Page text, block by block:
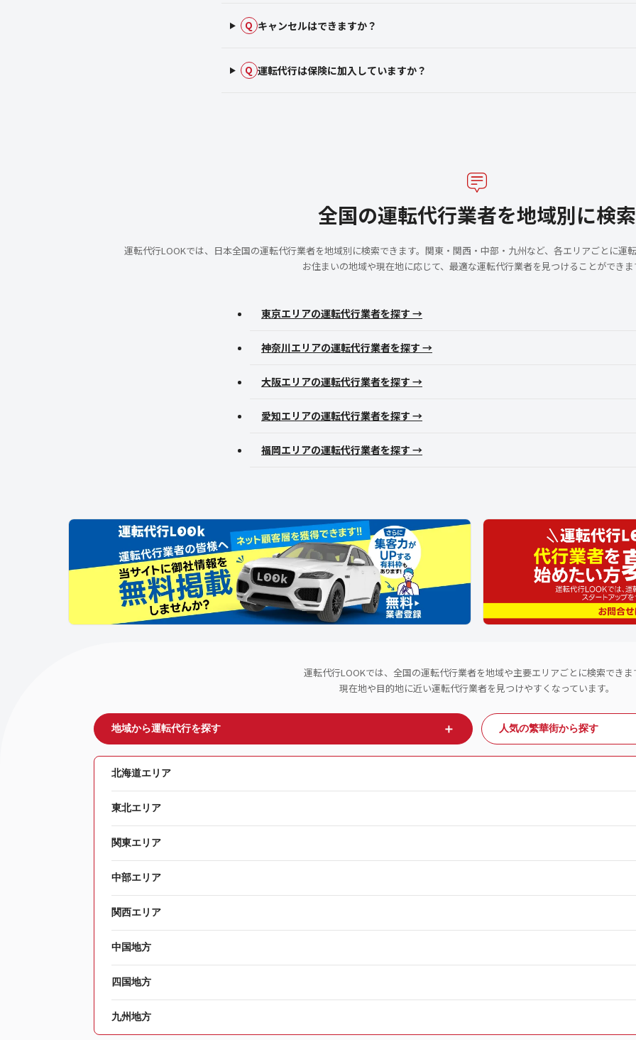
Q キャンセルはできますか？
Q 運転代行は保険に加入していますか？
全国の運転代行業者を地域別に検索
運転代行LOOKでは、日本全国の運転代行業者を地域別に検索できます。関東・関西・中部・九州など、各エリアごとに運
お住まいの地域や現在地に応じて、最適な運転代行業者を見つけることができま
東京エリアの運転代行業者を探す →
神奈川エリアの運転代行業者を探す →
大阪エリアの運転代行業者を探す →
愛知エリアの運転代行業者を探す →
福岡エリアの運転代行業者を探す →
運転代行LOOKでは、全国の運転代行業者を地域や主要エリアごとに検索できま
現在地や目的地に近い運転代行業者を見つけやすくなっています。
地域から運転代行を探す ＋ 人気の繁華街から探す
北海道エリア
東北エリア
関東エリア
中部エリア
関西エリア
中国地方
四国地方
九州地方